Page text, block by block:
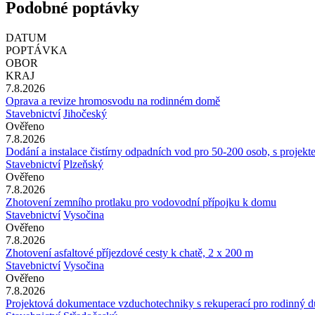
Podobné poptávky
DATUM
POPTÁVKA
OBOR
KRAJ
7.8.2026
Oprava a revize hromosvodu na rodinném domě
Stavebnictví Jihočeský
Ověřeno
7.8.2026
Dodání a instalace čistírny odpadních vod pro 50-200 osob, s
Stavebnictví Plzeňský
Ověřeno
7.8.2026
Zhotovení zemního protlaku pro vodovodní přípojku k domu
Stavebnictví Vysočina
Ověřeno
7.8.2026
Zhotovení asfaltové příjezdové cesty k chatě, 2 x 200 m
Stavebnictví Vysočina
Ověřeno
7.8.2026
Projektová dokumentace vzduchotechniky s rekuperací pro rodinný